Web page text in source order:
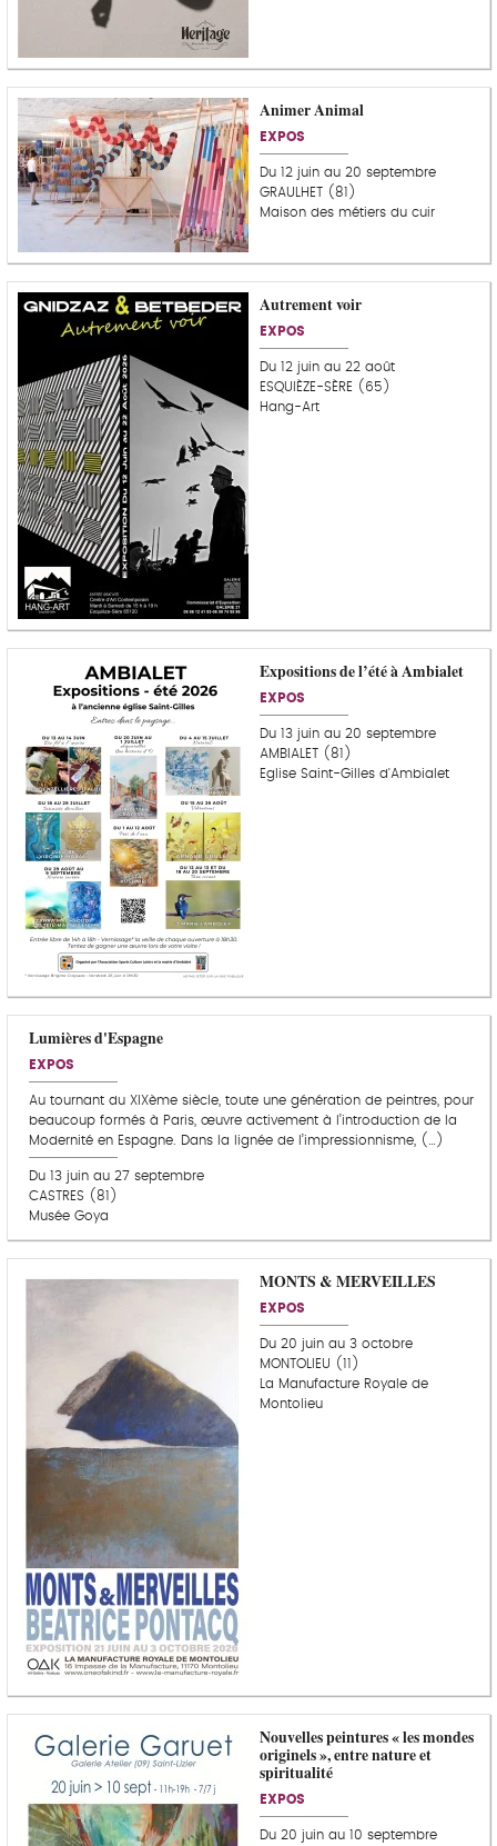
Animer Animal
EXPOS
Du 12 juin au 20 septembre
GRAULHET (81)
Maison des métiers du cuir
Autrement voir
EXPOS
Du 12 juin au 22 août
ESQUIÈZE-SÈRE (65)
Hang-Art
Expositions de l’été à Ambialet
EXPOS
Du 13 juin au 20 septembre
AMBIALET (81)
Eglise Saint-Gilles d'Ambialet
Lumières d'Espagne
EXPOS
Au tournant du XIXème siècle, toute une génération de peintres, pour
beaucoup formés à Paris, œuvre activement à l’introduction de la
Modernité en Espagne. Dans la lignée de l’impressionnisme, (…)
Du 13 juin au 27 septembre
CASTRES (81)
Musée Goya
MONTS & MERVEILLES
EXPOS
Du 20 juin au 3 octobre
MONTOLIEU (11)
La Manufacture Royale de
Montolieu
Nouvelles peintures « les mondes
originels », entre nature et
spiritualité
EXPOS
Du 20 juin au 10 septembre